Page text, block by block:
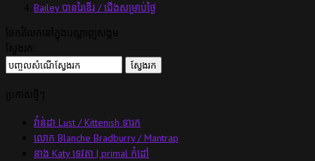
Bailey បានរៃឌើរ / ជើងសម្រាប់ថ្ងៃ
វ៉ាន់ដា Lust / Kittenish ទារក
លោក Blanche Bradburry / Mantrap
នាង Katy ទេវតា | primal កំដៅ